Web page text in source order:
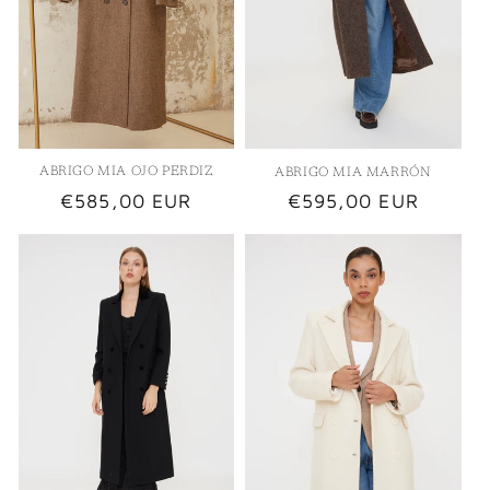
ABRIGO MIA OJO PERDIZ
Precio
€585,00 EUR
ABRIGO MIA MARRÓN
Precio
€595,00 EUR